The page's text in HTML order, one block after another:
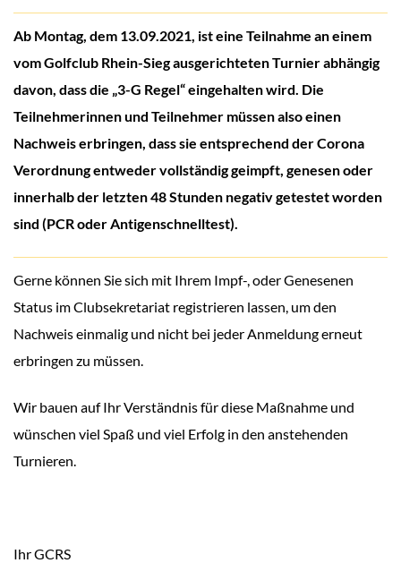
Ab Montag, dem 13.09.2021, ist eine Teilnahme an einem
vom Golfclub Rhein-Sieg ausgerichteten Turnier abhängig
davon, dass die „3-G Regel“ eingehalten wird. Die
Teilnehmerinnen und Teilnehmer müssen also einen
Nachweis erbringen, dass sie entsprechend der Corona
Verordnung entweder vollständig geimpft, genesen oder
innerhalb der letzten 48 Stunden negativ getestet worden
sind (PCR oder Antigenschnelltest).
Gerne können Sie sich mit Ihrem Impf-, oder Genesenen
Status im Clubsekretariat registrieren lassen, um den
Nachweis einmalig und nicht bei jeder Anmeldung erneut
erbringen zu müssen.
Wir bauen auf Ihr Verständnis für diese Maßnahme und
wünschen viel Spaß und viel Erfolg in den anstehenden
Turnieren.
Ihr GCRS